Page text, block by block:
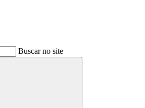
Buscar no site